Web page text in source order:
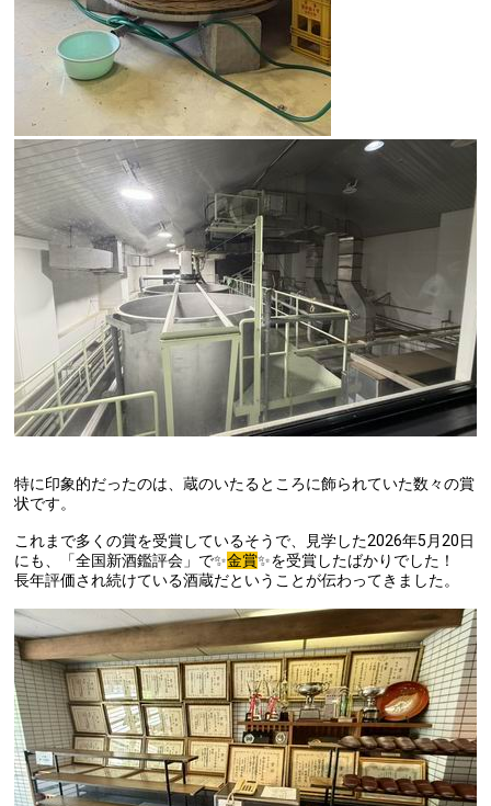
特に印象的だったのは、蔵のいたるところに飾られていた数々の賞
状です。
これまで多くの賞を受賞しているそうで、見学した2026年5月20日
にも、「全国新酒鑑評会」で✨金賞✨を受賞したばかりでした！
長年評価され続けている酒蔵だということが伝わってきました。